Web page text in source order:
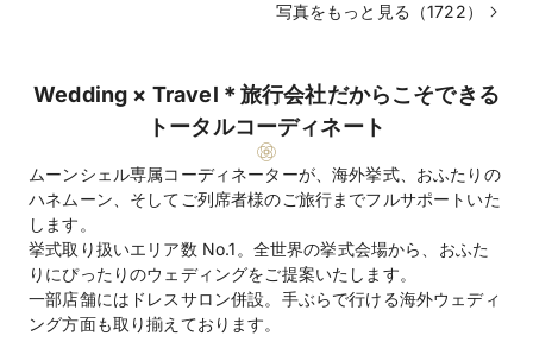
写真をもっと見る（1722）
Wedding × Travel＊旅行会社だからこそできる
トータルコーディネート
ムーンシェル専属コーディネーターが、海外挙式、おふたりの
ハネムーン、そしてご列席者様のご旅行までフルサポートいた
します。
挙式取り扱いエリア数 No.1。全世界の挙式会場から、おふた
りにぴったりのウェディングをご提案いたします。
一部店舗にはドレスサロン併設。手ぶらで行ける海外ウェディ
ング方面も取り揃えております。